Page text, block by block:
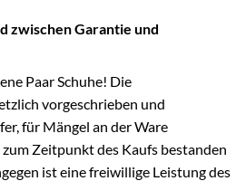
zwischen Garantie und
Paar Schuhe! Die
vorgeschrieben und
für Mängel an der Ware
Zeitpunkt des Kaufs bestanden
ist eine freiwillige Leistung des